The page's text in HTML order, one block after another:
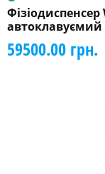
Фізіодиспенсер
59500.00 грн.